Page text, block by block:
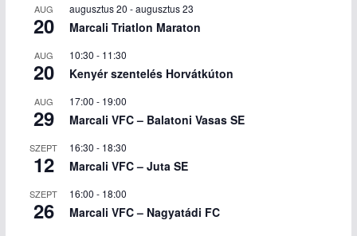
AUG
20
augusztus 20 -augusztus 23
Marcali Triatlon Maraton
AUG
20
10:30 - 11:30
Kenyér szentelés Horvátkúton
AUG
29
17:00 - 19:00
Marcali VFC – Balatoni Vasas SE
SZEPT
12
16:30 - 18:30
Marcali VFC – Juta SE
SZEPT
26
16:00 - 18:00
Marcali VFC – Nagyatádi FC